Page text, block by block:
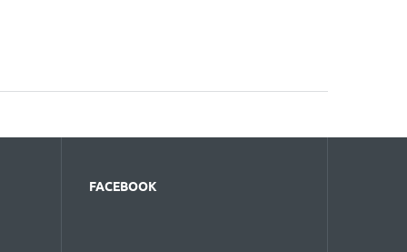
FACEBOOK